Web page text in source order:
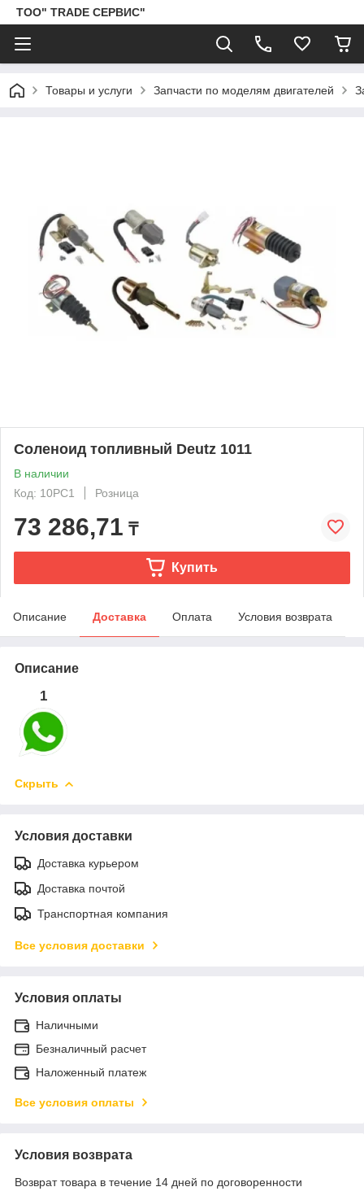
ТОО" TRADE СЕРВИС"
Товары и услуги Запчасти по моделям двигателей
Соленоид топливный Deutz 1011
В наличии
Код: 10PC1
Розница
73 286,71 ₸
Купить
Описание Доставка Оплата Условия возврата
Описание
1
Скрыть
Условия доставки
Доставка курьером
Доставка почтой
Транспортная компания
Все условия доставки
Условия оплаты
Наличными
Безналичный расчет
Наложенный платеж
Все условия оплаты
Условия возврата
Возврат товара в течение 14 дней по договоренности